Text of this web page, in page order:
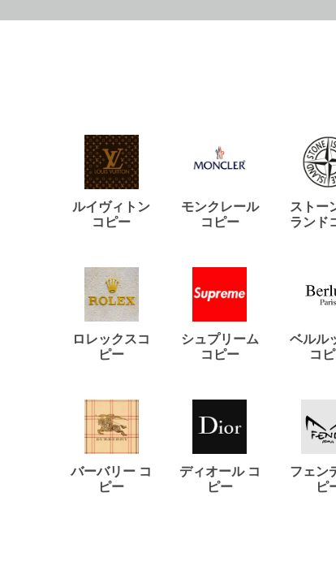
ルイヴィトン
コピー
モンクレール
コピー
ストー
ランド
ロレックスコ
ピー
シュプリーム
コピー
ベルル
コ
バーバリー コ
ピー
ディオール コ
ピー
フェン
ピ